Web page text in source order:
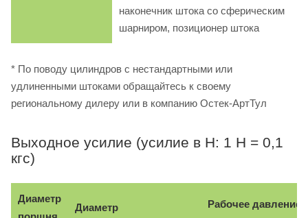
наконечник штока со сферическим
шарниром, позиционер штока
* По поводу цилиндров с нестандартными или
удлиненными штоками обращайтесь к своему
региональному дилеру или в компанию Остек-АртТул
Выходное усилие (усилие в Н: 1 Н = 0,1
кгс)
Диаметр
Диаметр Рабочее давление,